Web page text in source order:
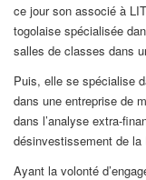
ce jour son associé à
togolaise spécialisée
salles de classes dans
Puis, elle se spécialise
dans une entreprise de
dans l’analyse extra-
désinvestissement de la
Ayant la volonté